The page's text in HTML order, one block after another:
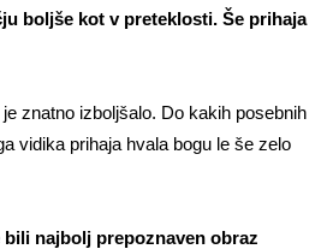
boljše kot v preteklosti. Še prihaja
znatno izboljšalo. Do kakih posebnih
vidika prihaja hvala bogu le še zelo
najbolj prepoznaven obraz